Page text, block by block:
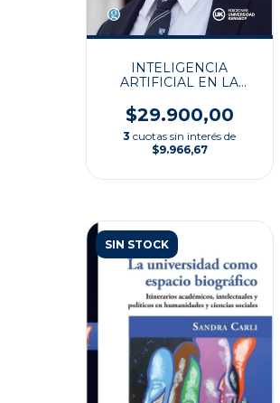
INTELIGENCIA
ARTIFICIAL EN LA
$29.900,00
3 cuotas sin interés de
$9.966,67
SIN STOCK